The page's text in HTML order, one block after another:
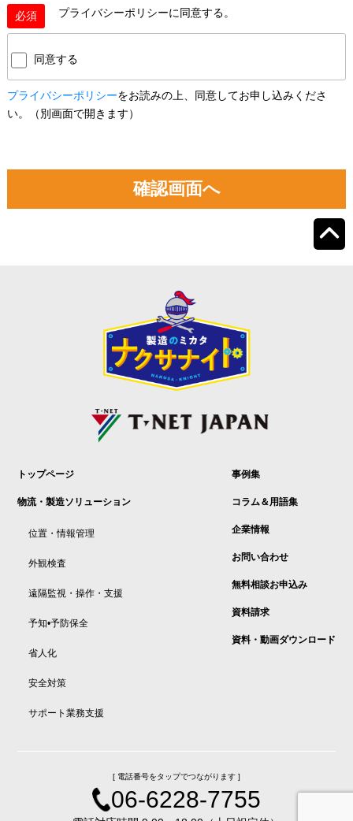
必須 プライバシーポリシーに同意する。
同意する
プライバシーポリシーをお読みの上、同意してお申し込みくださ
い。
（別画面で開きます）
トップページ
物流・製造ソリューション
位置・情報管理
外観検査
遠隔監視・操作・支援
予知•予防保全
省人化
安全対策
サポート業務支援
事例集
コラム＆用語集
企業情報
お問い合わせ
無料相談お申込み
資料請求
資料・動画ダウンロード
[ 電話番号をタップでつながります ]
06-6228-7755